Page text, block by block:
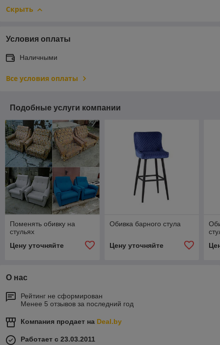
Скрыть
Условия оплаты
Наличными
Все условия оплаты
Подобные услуги компании
Поменять обивку на
стульях
Цену уточняйте
Обивка барного стула
Цену уточняйте
О нас
Рейтинг не сформирован
Менее 5 отзывов за последний год
Компания продает на Deal.by
Работает с 23.03.2011